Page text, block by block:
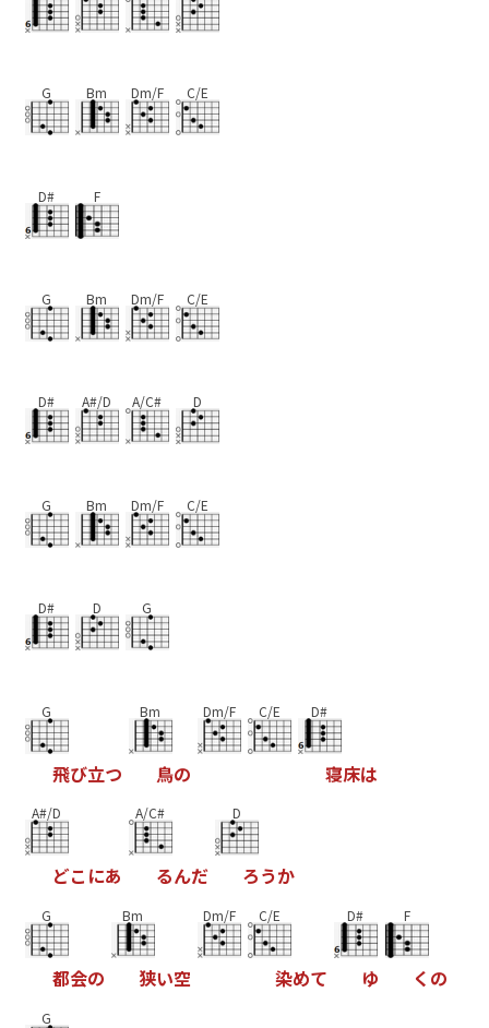
G Bm Dm/F C/E
D# F
G Bm Dm/F C/E
D# A#/D A/C# D
G Bm Dm/F C/E
D# D G
G
飛び立つ
Bm
鳥の
Dm/F C/E D#
寝床は
A#/D
どこ にあ
A/C#
るんだ
D
ろうか
G
都会の
Bm
狭い空
Dm/F C/E
染めて
D#
ゆ
F
く の
G